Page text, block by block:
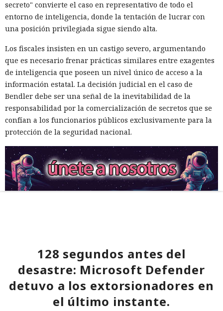
secreto" convierte el caso en representativo de todo el
entorno de inteligencia, donde la tentación de lucrar con
una posición privilegiada sigue siendo alta.
Los fiscales insisten en un castigo severo, argumentando
que es necesario frenar prácticas similares entre exagentes
de inteligencia que poseen un nivel único de acceso a la
información estatal. La decisión judicial en el caso de
Bendler debe ser una señal de la inevitabilidad de la
responsabilidad por la comercialización de secretos que se
confían a los funcionarios públicos exclusivamente para la
protección de la seguridad nacional.
128 segundos antes del
desastre: Microsoft Defender
detuvo a los extorsionadores en
el último instante.